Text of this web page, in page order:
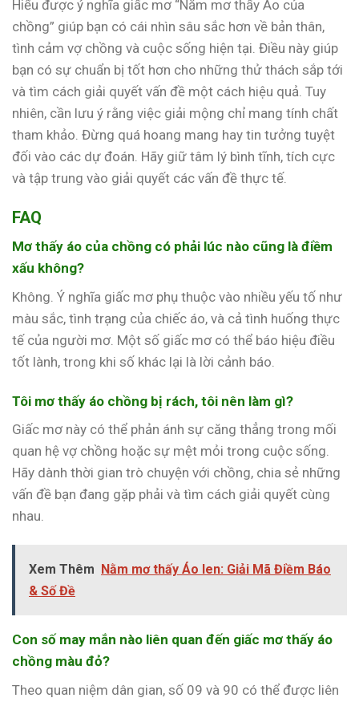
Hiểu được ý nghĩa giấc mơ “Nằm mơ thấy Áo của
chồng” giúp bạn có cái nhìn sâu sắc hơn về bản thân,
tình cảm vợ chồng và cuộc sống hiện tại. Điều này giúp
bạn có sự chuẩn bị tốt hơn cho những thử thách sắp tới
và tìm cách giải quyết vấn đề một cách hiệu quả. Tuy
nhiên, cần lưu ý rằng việc giải mộng chỉ mang tính chất
tham khảo. Đừng quá hoang mang hay tin tưởng tuyệt
đối vào các dự đoán. Hãy giữ tâm lý bình tĩnh, tích cực
và tập trung vào giải quyết các vấn đề thực tế.
FAQ
Mơ thấy áo của chồng có phải lúc nào cũng là điềm
xấu không?
Không. Ý nghĩa giấc mơ phụ thuộc vào nhiều yếu tố như
màu sắc, tình trạng của chiếc áo, và cả tình huống thực
tế của người mơ. Một số giấc mơ có thể báo hiệu điều
tốt lành, trong khi số khác lại là lời cảnh báo.
Tôi mơ thấy áo chồng bị rách, tôi nên làm gì?
Giấc mơ này có thể phản ánh sự căng thẳng trong mối
quan hệ vợ chồng hoặc sự mệt mỏi trong cuộc sống.
Hãy dành thời gian trò chuyện với chồng, chia sẻ những
vấn đề bạn đang gặp phải và tìm cách giải quyết cùng
nhau.
Xem Thêm
Nằm mơ thấy Áo len: Giải Mã Điềm Báo
& Số Đề
Con số may mắn nào liên quan đến giấc mơ thấy áo
chồng màu đỏ?
Theo quan niệm dân gian, số 09 và 90 có thể được liên